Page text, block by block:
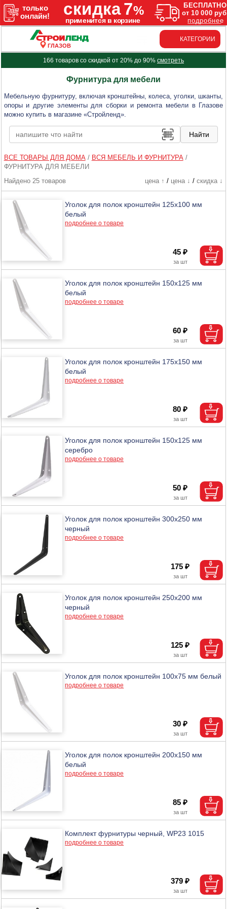
ГЛАЗОВ
КАТЕГОРИИ
166 товаров со скидкой от 20% до 90% смотреть
Фурнитура для мебели
Мебельную фурнитуру, включая кронштейны, колеса, уголки, шканты,
опоры и другие элементы для сборки и ремонта мебели в Глазове
можно купить в магазине «Стройленд».
ВСЕ ТОВАРЫ ДЛЯ ДОМА/ ВСЯ МЕБЕЛЬ И ФУРНИТУРА/
ФУРНИТУРА ДЛЯ МЕБЕЛИ
Найдено 25 товаров
цена ↑ / цена ↓ / скидка ↓
Уголок для полок кронштейн 125х100 мм
белый
подробнее о товаре
45 ₽
Уголок для полок кронштейн 150х125 мм
белый
подробнее о товаре
60 ₽
Уголок для полок кронштейн 175х150 мм
белый
подробнее о товаре
80 ₽
Уголок для полок кронштейн 150х125 мм
серебро
подробнее о товаре
50 ₽
Уголок для полок кронштейн 300х250 мм
черный
подробнее о товаре
175 ₽
Уголок для полок кронштейн 250х200 мм
черный
подробнее о товаре
125 ₽
Уголок для полок кронштейн 100х75 мм белый
подробнее о товаре
30 ₽
Уголок для полок кронштейн 200х150 мм
белый
подробнее о товаре
85 ₽
Комплект фурнитуры черный, WP23 1015
подробнее о товаре
379 ₽